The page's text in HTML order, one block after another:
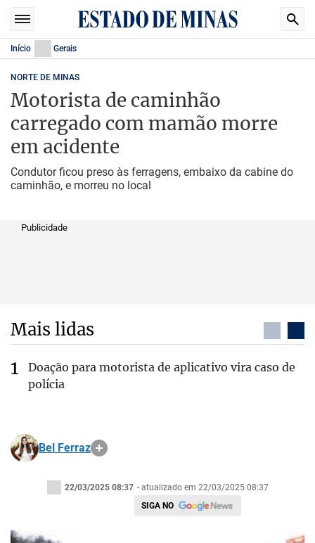
Início Gerais
NORTE DE MINAS
Motorista de caminhão
carregado com mamão morre
em acidente
Condutor ficou preso às ferragens, embaixo da cabine do
caminhão, e morreu no local
Publicidade
Mais lidas
Doação para motorista de aplicativo vira caso de
polícia
Bel Ferraz
22/03/2025 08:37 - atualizado em 22/03/2025 08:37
SIGA NO